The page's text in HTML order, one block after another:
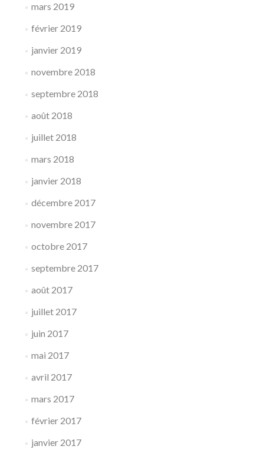
mars 2019
février 2019
janvier 2019
novembre 2018
septembre 2018
août 2018
juillet 2018
mars 2018
janvier 2018
décembre 2017
novembre 2017
octobre 2017
septembre 2017
août 2017
juillet 2017
juin 2017
mai 2017
avril 2017
mars 2017
février 2017
janvier 2017